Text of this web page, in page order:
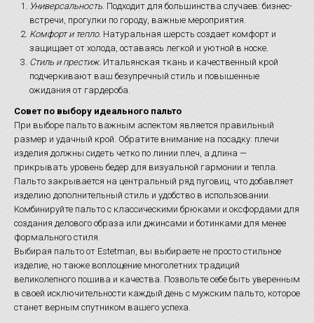
Универсальность. Подходит для большинства случаев: бизнес-
встречи, прогулки по городу, важные мероприятия.
Комфорт и тепло. Натуральная шерсть создает комфорт и
защищает от холода, оставаясь легкой и уютной в носке.
Стиль и престиж. Итальянская ткань и качественный крой
подчеркивают ваш безупречный стиль и повышенные
ожидания от гардероба.
Совет по выбору идеального пальто
При выборе пальто важным аспектом является правильный
размер и удачный крой. Обратите внимание на посадку: плечи
изделия должны сидеть четко по линии плеч, а длина —
прикрывать уровень бедер для визуальной гармонии и тепла.
Пальто закрывается на центральный ряд пуговиц, что добавляет
изделию дополнительный стиль и удобство в использовании.
Комбинируйте пальто с классическими брюками и оксфордами для
создания делового образа или джинсами и ботинками для менее
формального стиля.
Выбирая пальто от Estetman, вы выбираете не просто стильное
изделие, но также воплощение многолетних традиций
великолепного пошива и качества. Позвольте себе быть уверенным
в своей исключительности каждый день с мужским пальто, которое
станет верным спутником вашего успеха.